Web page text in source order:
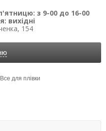
з 9-00 до 16-00
вихідні
154
Все для плівки